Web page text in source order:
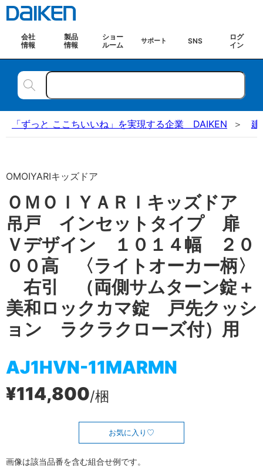
会社
情報
製品
情報
ショー
ルーム
サポート SNS
ログ
イン
「ずっと ここちいいね」を実現する企業 DAIKEN 建
OMOIYARIキッズドア
ＯＭＯＩＹＡＲＩキッズドア
吊戸 インセットタイプ 扉
Ｖデザイン １０１４幅 ２０
００高 〈ライトオーカー柄〉
右引 （両側サムターン錠＋
美和ロックカマ錠 戸先クッシ
ョン ラクラクローズ付）用
AJ1HVN-11MARMN
¥114,800/梱
お気に入り
画像は該当品番を含む組合せ例です。